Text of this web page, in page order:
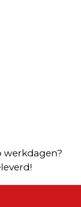
werkdagen?